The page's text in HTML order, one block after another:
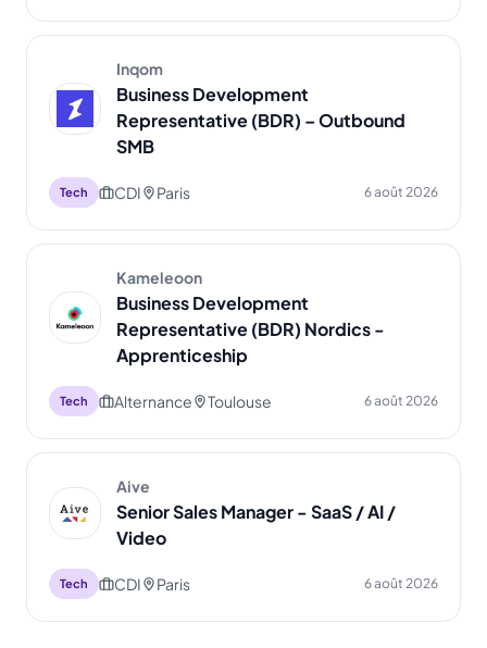
Inqom
Business Development
Representative (BDR) – Outbound
SMB
Tech CDI Paris 6 août 2026
Kameleoon
Business Development
Representative (BDR) Nordics -
Apprenticeship
Tech Alternance Toulouse 6 août 2026
Aive
Senior Sales Manager - SaaS / AI /
Video
Tech CDI Paris 6 août 2026